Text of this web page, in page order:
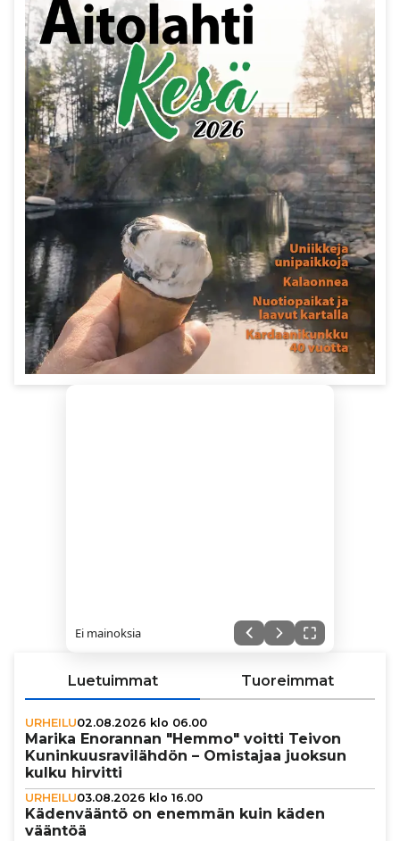
Ei mainoksia
Luetuimmat Tuoreimmat
URHEILU02.08.2026 klo 06.00
Marika Enorannan "Hemmo" voitti Teivon
Kunin­kuus­ra­vi­läh­dön – Omistajaa juoksun
kulku hirvitti
URHEILU03.08.2026 klo 16.00
Käden­vääntö on enemmän kuin käden
vääntöä